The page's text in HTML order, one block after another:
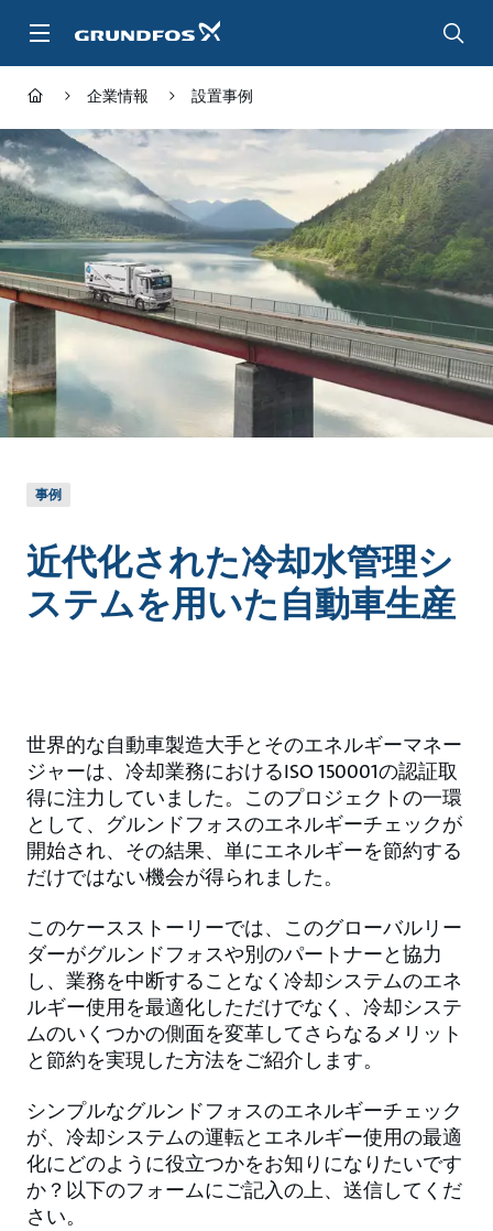
テ
ン
ツ
に
ス
キ
ッ
プ
企業情報 設置事例
事例
近代化された冷却水管理シ
ステムを用いた自動車生産
世界的な自動車製造大手とそのエネルギーマネー
ジャーは、冷却業務におけるISO 150001の認証取
得に注力していました。このプロジェクトの一環
として、グルンドフォスのエネルギーチェックが
開始され、その結果、単にエネルギーを節約する
だけではない機会が得られました。
このケースストーリーでは、このグローバルリー
ダーがグルンドフォスや別のパートナーと協力
し、業務を中断することなく冷却システムのエネ
ルギー使用を最適化しただけでなく、冷却システ
ムのいくつかの側面を変革してさらなるメリット
と節約を実現した方法をご紹介します。
シンプルなグルンドフォスのエネルギーチェック
が、冷却システムの運転とエネルギー使用の最適
化にどのように役立つかをお知りになりたいです
か？以下のフォームにご記入の上、送信してくだ
さい。